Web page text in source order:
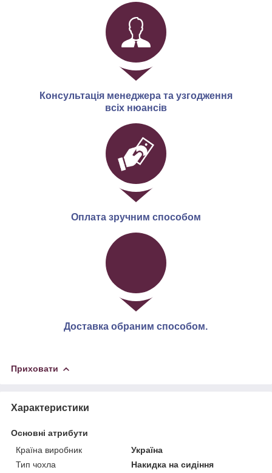
Консультація менеджера та узгодження
всіх нюансів
Оплата зручним способом
Доставка обраним способом.
Приховати
Характеристики
Основні атрибути
Країна виробник
Україна
Тип чохла
Накидка на сидіння